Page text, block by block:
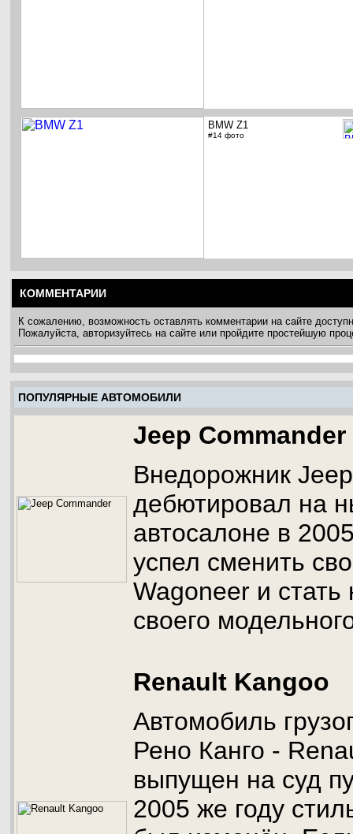
BMW Z1
#14 фото
КОММЕНТАРИИ
К сожалению, возможность оставлять комментарии на сайте
Пожалуйста, авторизуйтесь на сайте или пройдите простейшую
ПОПУЛЯРНЫЕ АВТОМОБИЛИ
Jeep Commander
Внедорожник
дебютировал на
автосалоне в
успел сменить
Wagoneer и
своего
Renault Kangoo
Автомобиль
Рено Канго -
выпущен на суд
2005 же году